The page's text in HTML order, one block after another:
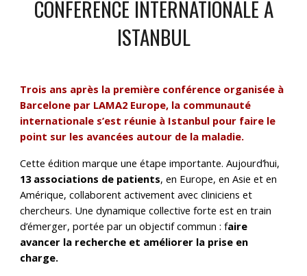
CONFERENCE INTERNATIONALE A
ISTANBUL
Trois ans après la première conférence organisée à
Barcelone par LAMA2 Europe, la communauté
internationale s’est réunie à Istanbul pour faire le
point sur les avancées autour de la maladie.
Cette édition marque une étape importante. Aujourd’hui,
13 associations de patients, en Europe, en Asie et en
Amérique, collaborent activement avec cliniciens et
chercheurs. Une dynamique collective forte est en train
d’émerger, portée par un objectif commun : faire
avancer la recherche et améliorer la prise en
charge.